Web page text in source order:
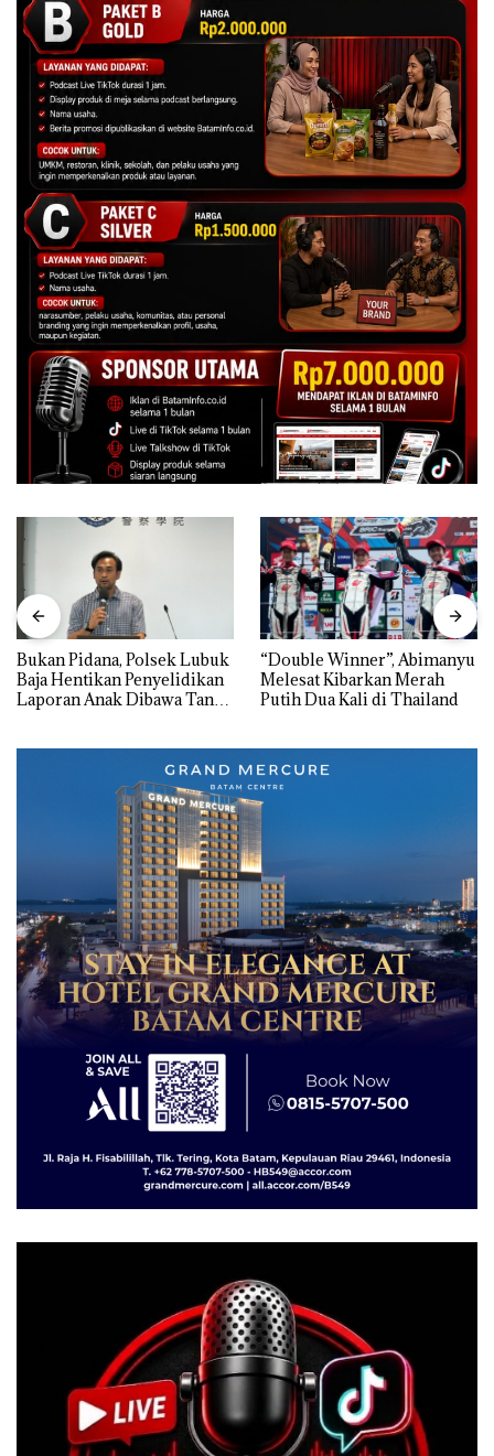
Bukan Pidana, Polsek Lubuk
Baja Hentikan Penyelidikan
Laporan Anak Dibawa Tanpa
“Double Winner”, Abimanyu
Melesat Kibarkan Merah
Putih Dua Kali di Thailand